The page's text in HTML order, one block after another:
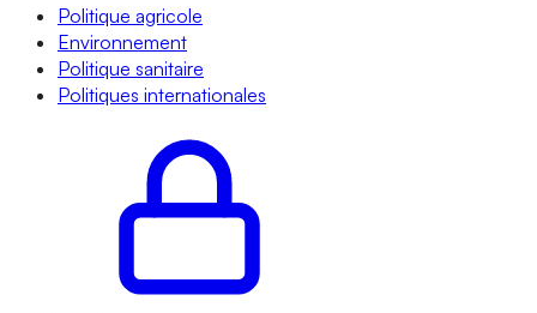
Politique agricole
Environnement
Politique sanitaire
Politiques internationales